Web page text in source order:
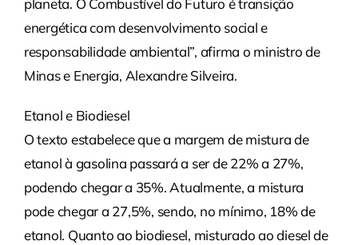
planeta. O Combustível do Futuro é transição
energética com desenvolvimento social e
responsabilidade ambiental”, afirma o ministro de
Minas e Energia, Alexandre Silveira.
Etanol e Biodiesel
O texto estabelece que a margem de mistura de
etanol à gasolina passará a ser de 22% a 27%,
podendo chegar a 35%. Atualmente, a mistura
pode chegar a 27,5%, sendo, no mínimo, 18% de
etanol. Quanto ao biodiesel, misturado ao diesel de